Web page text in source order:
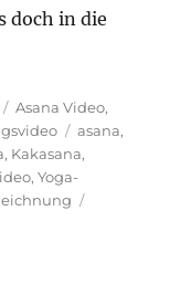
doch in die
Kategorien
Asana Video,
asana,
, Kakasana,
,Yoga-